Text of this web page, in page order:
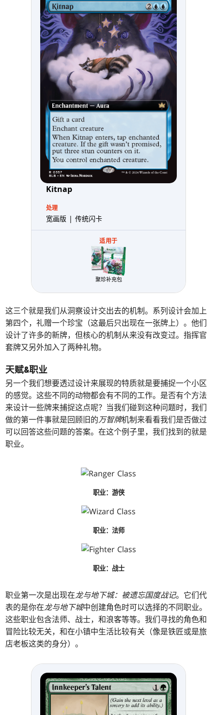
Kitnap
处理
宽画版 | 传统闪卡
适用于
聚珍补充包
这三个就是我们从洞察设计交出去的机制。系列设计会加上
第四个，礼赠一个珍宝（这最后只出现在一张牌上）。他们
设计了许多的新牌，但核心的机制从来没有改变过。指挥官
套牌又另外加入了两种礼物。
天赋&职业
另一个我们想要透过设计来展现的特质就是要捕捉一个小区
的感觉。这些不同的动物都会有不同的工作。是否有个方法
来设计一些牌来捕捉这点呢？当我们碰到这种问题时，我们
做的第一件事就是回顾旧的万智牌机制来看看我们是否做过
可以回答这些问题的答案。在这个例子里，我们找到的就是
职业。
职业：游侠
职业：法师
职业：战士
职业第一次是出现在龙与地下城：被遗忘国度战记。它们代
表的是你在龙与地下城中创建角色时可以选择的不同职业。
这些职业包含法师、战士，和浪客等等。我们寻找的角色和
冒险比较无关，和在小镇中生活比较有关（像是铁匠或是旅
店老板这类的身分）。